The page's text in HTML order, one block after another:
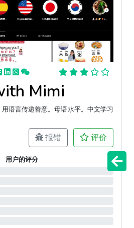
Mimi
语言传递善意。母语水平。中文学习
报错 评价
用户的评分